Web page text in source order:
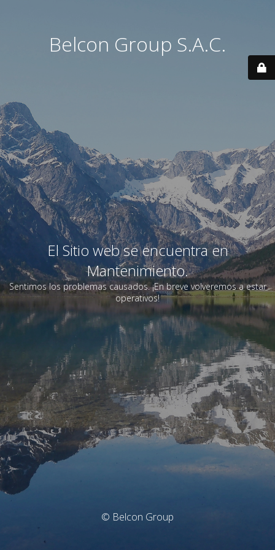
Belcon Group S.A.C.
El Sitio web se encuentra en
Mantenimiento.
Sentimos los problemas causados. ¡En breve volveremos a estar
operativos!
© Belcon Group